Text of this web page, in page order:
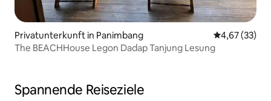
Privatunterkunft in Panimbang
4,67 (33)
The BEACHHouse Legon Dadap Tanjung Lesung
Spannende Reiseziele